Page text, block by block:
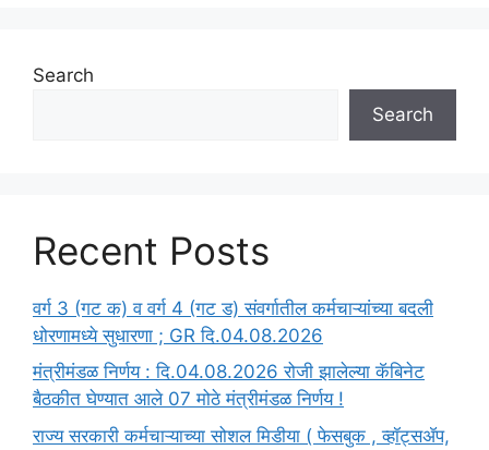
Search
Search
Recent Posts
वर्ग 3 (गट क) व वर्ग 4 (गट ड) संवर्गातील कर्मचाऱ्यांच्या बदली
धोरणामध्ये सुधारणा ; GR दि.04.08.2026
मंत्रीमंडळ निर्णय : दि.04.08.2026 रोजी झालेल्या कॅबिनेट
बैठकीत घेण्यात आले 07 मोठे मंत्रीमंडळ निर्णय !
राज्य सरकारी कर्मचाऱ्याच्या सोशल मिडीया ( फेसबुक , व्हॉट्सॲप,